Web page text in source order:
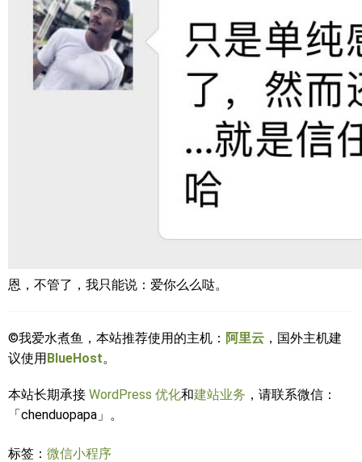
恩，不管了，我只能说：爱你么么哒。
©我爱水煮鱼，本站推荐使用的主机： 阿里云 ，国外主机建
议使用BlueHost。
本站长期承接 WordPress 优化和建站业务 ，请联系微信：
「chenduopapa」。
标签： 微信小程序